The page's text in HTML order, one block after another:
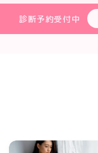
診断メニュー
お申し込み
診断予約受付中